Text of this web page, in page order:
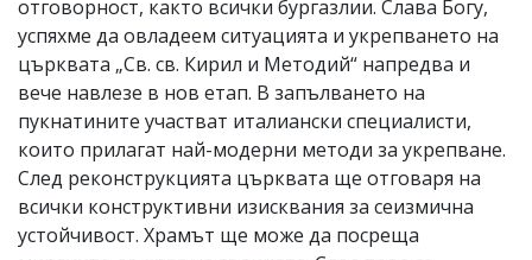
отговорност, както всички бургазлии. Слава Богу,
успяхме да овладеем ситуацията и укрепването на
църквата „Св. св. Кирил и Методий“ напредва и
вече навлезе в нов етап. В запълването на
пукнатините участват италиански специалисти,
които прилагат най-модерни методи за укрепване.
След реконструкцията църквата ще отговаря на
всички конструктивни изисквания за сеизмична
устойчивост. Храмът ще може да посреща